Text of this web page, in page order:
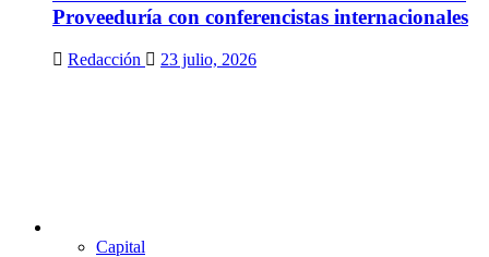
Proveeduría con conferencistas internacionales
Redacción 23 julio, 2026
Capital